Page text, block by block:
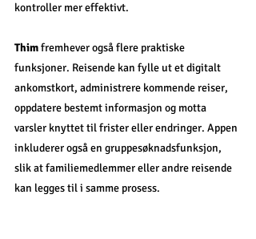
kontroller mer effektivt.
Thim fremhever også flere praktiske
funksjoner. Reisende kan fylle ut et digitalt
ankomstkort, administrere kommende reiser,
oppdatere bestemt informasjon og motta
varsler knyttet til frister eller endringer. Appen
inkluderer også en gruppesøknadsfunksjon,
slik at familiemedlemmer eller andre reisende
kan legges til i samme prosess.